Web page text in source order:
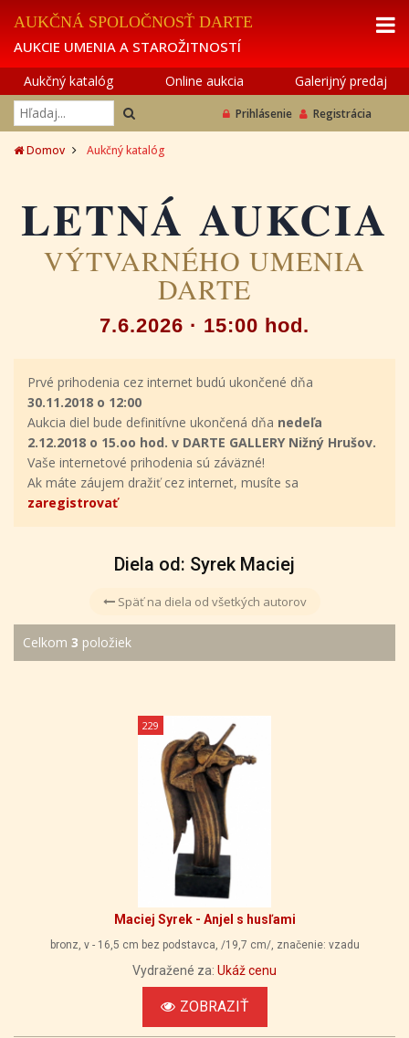
AUKČNÁ SPOLOČNOSŤ DARTE
AUKCIE UMENIA A STAROŽITNOSTÍ
Aukčný katalóg Online aukcia Galerijný predaj
Prihlásenie Registrácia
Domov Aukčný katalóg
LETNÁ AUKCIA
VÝTVARNÉHO UMENIA
DARTE
7.6.2026 · 15:00 hod.
Prvé prihodenia cez internet budú ukončené dňa
30.11.2018 o 12:00
Aukcia diel bude definitívne ukončená dňa nedeľa
2.12.2018 o 15.oo hod. v DARTE GALLERY Nižný Hrušov.
Vaše internetové prihodenia sú záväzné!
Ak máte záujem dražiť cez internet, musíte sa
zaregistrovať
Diela od: Syrek Maciej
Späť na diela od všetkých autorov
Celkom 3 položiek
229
Maciej Syrek - Anjel s husľami
bronz, v - 16,5 cm bez podstavca, /19,7 cm/, značenie: vzadu
Vydražené za: Ukáž cenu
ZOBRAZIŤ